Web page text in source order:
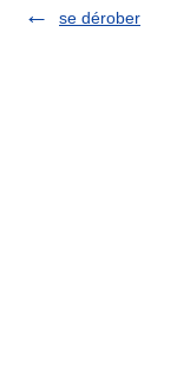
se dérober